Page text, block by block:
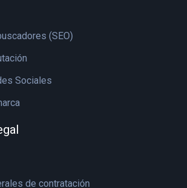
(SEO)
Sociales
de contratación